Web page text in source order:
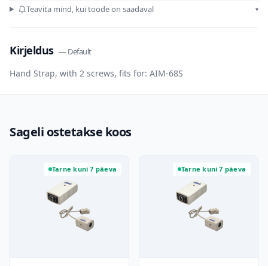
Teavita mind, kui toode on saadaval ▾
Kirjeldus —Default
Hand Strap, with 2 screws, fits for: AIM-68S
Sageli ostetakse koos
Tarne kuni 7 päeva Tarne kuni 7 päeva